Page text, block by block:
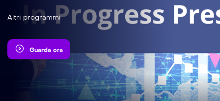
Altri programmi
Guarda ora